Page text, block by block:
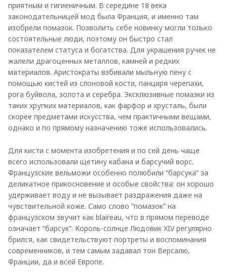
приятным и гигиеничным. В середине 18 века
законодательницей мод была Франция, и именно там
изобрели помазок. Позволить себе новинку могли только
состоятельные люди, поэтому он быстро стал
показателем статуса и богатства. Для украшения ручек не
жалели драгоценных металлов, камней и редких
материалов. Аристократы взбивали мыльную пену с
помощью кистей из слоновой кости, панциря черепахи,
рога буйвола, золота и серебра. Эксклюзивные помазки из
таких хрупких материалов, как фарфор и хрусталь, были
скорее предметами искусства, чем практичными вещами,
однако и по прямому назначению тоже использовались.
Для кисти с момента изобретения и по сей день чаще
всего использовали щетину кабана и барсучий ворс.
Французские вельможи особенно полюбили “барсука” за
деликатное прикосновение и особые свойства: он хорошо
удерживает воду и не вызывает раздражения даже на
чувствительной коже. Само слово “помазок” на
французском звучит как blaireau, что в прямом переводе
означает “барсук”. Король-солнце Людовик XIV регулярно
брился, как свидетельствуют портреты и воспоминания
современников, и тем самым задавал тон Версалю,
Франции, да и всей Европе.